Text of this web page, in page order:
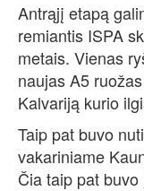
Antrąjį etapą
remiantis ISPA
metais. Vienas
naujas A5
Kalvariją kurio
Taip pat buvo
vakariniame
Čia taip pat